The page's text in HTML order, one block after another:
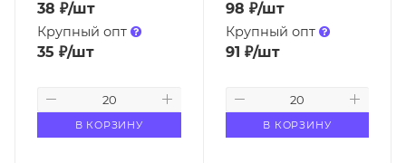
38 ₽/шт
Крупный опт
35 ₽/шт
В КОРЗИНУ
98 ₽/шт
Крупный опт
91 ₽/шт
В КОРЗИНУ